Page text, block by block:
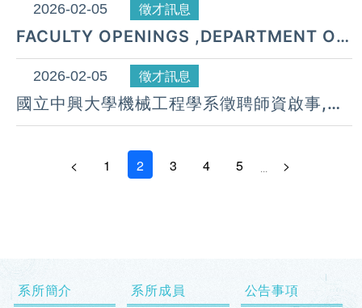
2026-02-05 徵才訊息
FACULTY OPENINGS ,DEPARTMENT OF
MECHANICAL ENGINEERING,
NATIONAL CHUNG HSING UNIVERSITY
(NCHU), TAIWAN ROC
2026-02-05 徵才訊息
國立中興大學機械工程學系徵聘師資啟事,截
止日期：2026年5月20日(三)
< 1 2 3 4 5 ... >
系所簡介 系所成員 公告事項